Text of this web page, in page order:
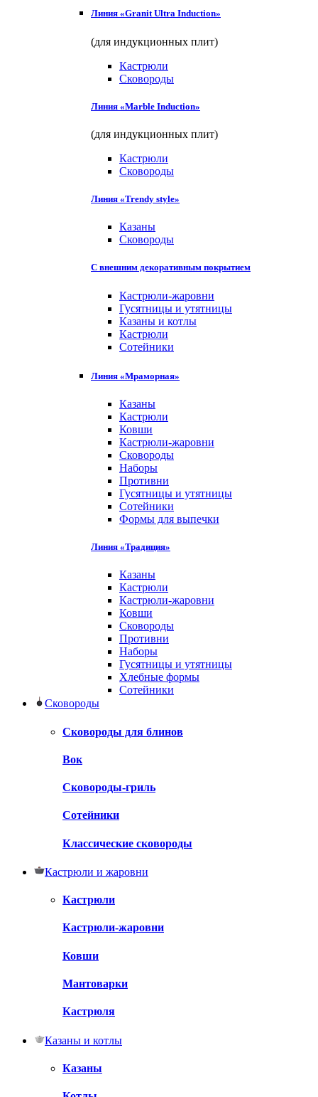
Линия «Granit Ultra Induction»
(для индукционных плит)
Кастрюли
Сковороды
Линия «Marble Induction»
(для индукционных плит)
Кастрюли
Сковороды
Линия «Trendy style»
Казаны
Сковороды
С внешним декоративным покрытием
Кастрюли-жаровни
Гусятницы и утятницы
Казаны и котлы
Кастрюли
Сотейники
Линия «Мраморная»
Казаны
Кастрюли
Ковши
Кастрюли-жаровни
Сковороды
Наборы
Противни
Гусятницы и утятницы
Сотейники
Формы для выпечки
Линия «Традиция»
Казаны
Кастрюли
Кастрюли-жаровни
Ковши
Сковороды
Противни
Наборы
Гусятницы и утятницы
Хлебные формы
Сотейники
Сковороды
Сковороды для блинов
Вок
Сковороды-гриль
Сотейники
Классические сковороды
Кастрюли и жаровни
Кастрюли
Кастрюли-жаровни
Ковши
Мантоварки
Кастрюля
Казаны и котлы
Казаны